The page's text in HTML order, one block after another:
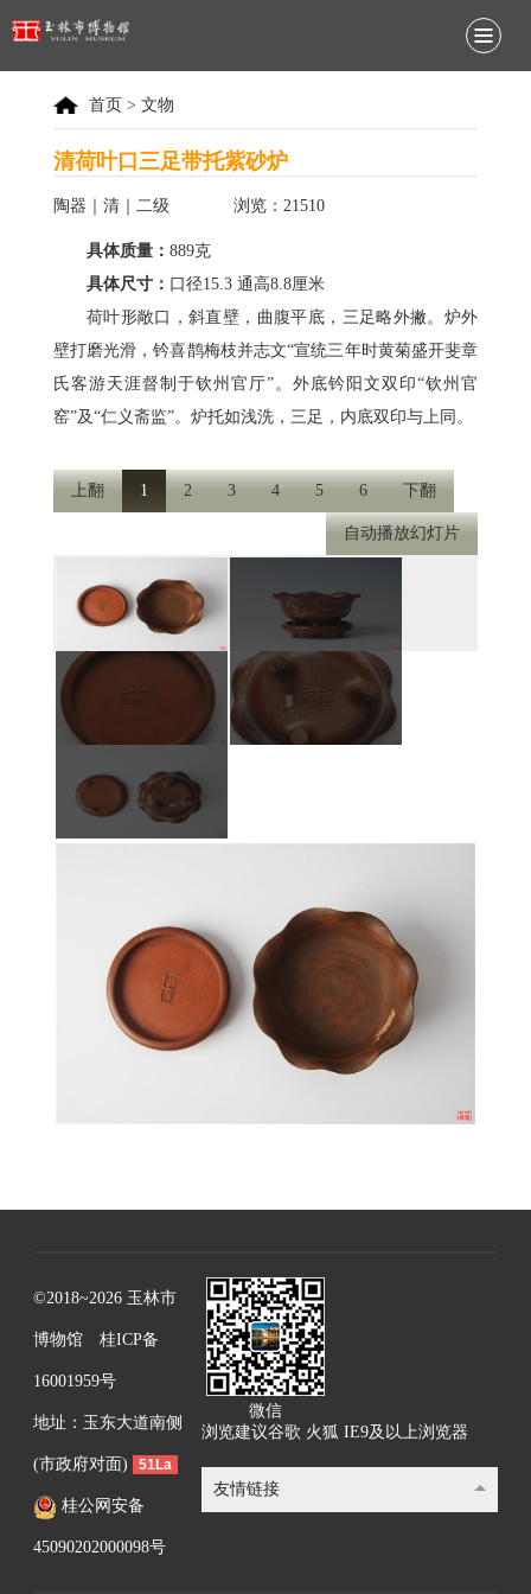
首页 > 文物
清荷叶口三足带托紫砂炉
陶器｜清｜二级 浏览：21510
具体质量： 889克
具体尺寸： 口径15.3 通高8.8厘米
荷叶形敞口，斜直壁，曲腹平底，三足略外撇。炉外
壁打磨光滑，钤喜鹊梅枝并志文“宣统三年时黄菊盛开斐章
氏客游天涯督制于钦州官厅”。外底钤阳文双印“钦州官
窑”及“仁义斋监”。炉托如浅洗，三足，内底双印与上同。
上翻 1 2 3 4 5 6 下翻
自动播放幻灯片
©2018~2026 玉林市
博物馆 桂ICP备
16001959号
地址：玉东大道南侧
(市政府对面) 51La
桂公网安备
45090202000098号
微信
浏览建议谷歌 火狐 IE9及以上浏览器
友情链接